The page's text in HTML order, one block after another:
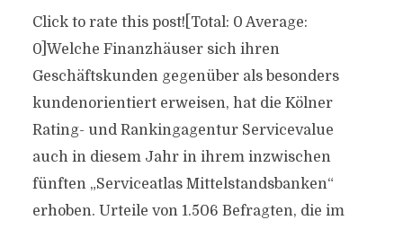
Click to rate this post![Total: 0 Average:
0]Welche Finanzhäuser sich ihren
Geschäftskunden gegenüber als besonders
kundenorientiert erweisen, hat die Kölner
Rating- und Rankingagentur Servicevalue
auch in diesem Jahr in ihrem inzwischen
fünften „Serviceatlas Mittelstandsbanken“
erhoben. Urteile von 1.506 Befragten, die im